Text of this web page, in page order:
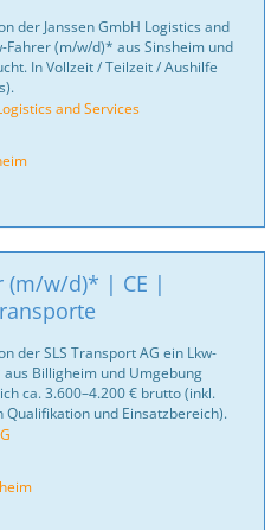
der Janssen GmbH Logistics and
Fahrer (m/w/d)* aus Sinsheim und
In Vollzeit / Teilzeit / Aushilfe
and Services
(m/w/d)* | CE |
der SLS Transport AG ein Lkw-
Billigheim und Umgebung
ca. 3.600–4.200 € brutto (inkl.
Qualifikation und Einsatzbereich).